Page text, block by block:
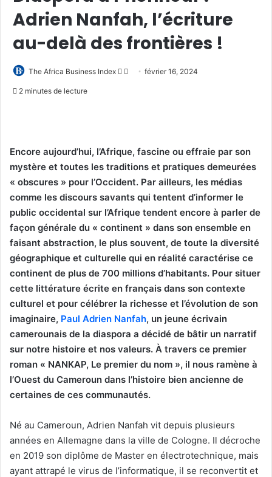
Adrien Nanfah, l’écriture
au-delà des frontières !
The Africa Business Index
Follow
Envoyerfévrier 16, 2024
2 minutes de lecture
Encore aujourd’hui, l’Afrique, fascine ou effraie par son
mystère et toutes les traditions et pratiques demeurées
« obscures » pour l’Occident. Par ailleurs, les médias
comme les discours savants qui tentent d’informer le
public occidental sur l’Afrique tendent encore à parler de
façon générale du « continent » dans son ensemble en
faisant abstraction, le plus souvent, de toute la diversité
géographique et culturelle qui en réalité caractérise ce
continent de plus de 700 millions d’habitants. Pour situer
cette littérature écrite en français dans son contexte
culturel et pour célébrer la richesse et l’évolution de son
imaginaire, Paul Adrien Nanfah, un jeune écrivain
camerounais de la diaspora a décidé de bâtir un narratif
sur notre histoire et nos valeurs. À travers ce premier
roman « NANKAP, Le premier du nom », il nous ramène à
l’Ouest du Cameroun dans l’histoire bien ancienne de
certaines de ces communautés.
Né au Cameroun, Adrien Nanfah vit depuis plusieurs
années en Allemagne dans la ville de Cologne. Il décroche
en 2019 son diplôme de Master en électrotechnique, mais
ayant attrapé le virus de l’informatique, il se reconvertit et